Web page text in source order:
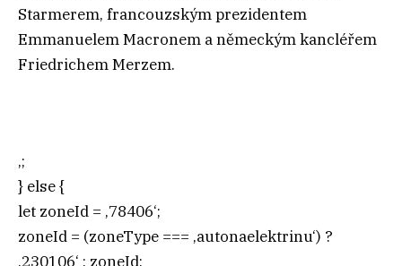
Starmerem, francouzským prezidentem
Emmanuelem Macronem a německým kancléřem
Friedrichem Merzem.
‚;
} else {
let zoneId = ‚78406‘;
zoneId = (zoneType === ‚autonaelektrinu‘) ?
‚230106‘ : zoneId;